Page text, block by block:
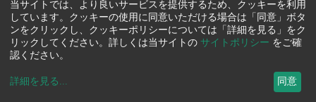
当サイトでは、より良いサービスを提供するため、クッキーを利用
しています。クッキーの使用に同意いただける場合は「同意」ボタ
ンをクリックし、クッキーポリシーについては「詳細を見る」をク
リックしてください。詳しくは当サイトの サイトポリシー をご確
認ください。
詳細を見る ... 同意